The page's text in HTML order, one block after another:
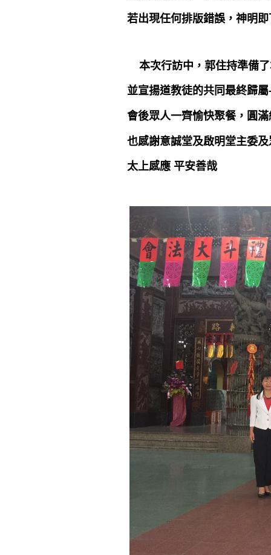
若出現任何排版錯誤，神明
本次行訪中，郭住持準備
並宣揚道教徒的共同最終歸
會後眾人一齊愉快聚餐，圓
也感謝意誠堂及啟明堂主委
太上感應 平安善哉